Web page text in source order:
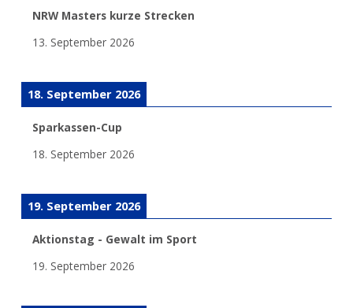
NRW Masters kurze Strecken
13. September 2026
18. September 2026
Sparkassen-Cup
18. September 2026
19. September 2026
Aktionstag - Gewalt im Sport
19. September 2026